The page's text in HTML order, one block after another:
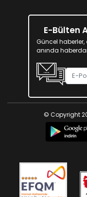
E-Bülten
Güncel
anında
© Copyright